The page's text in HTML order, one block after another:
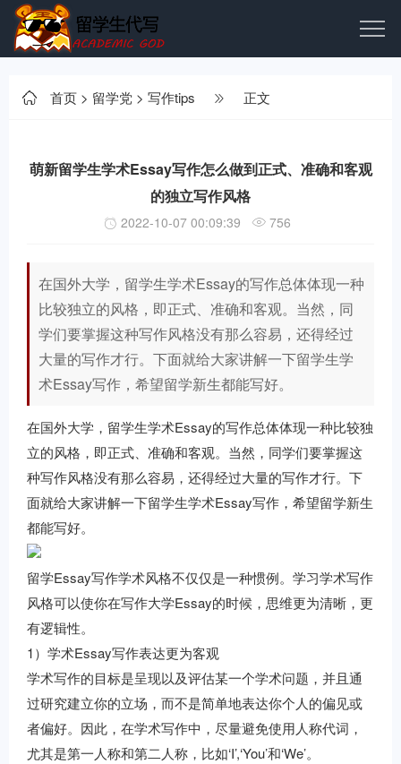
首页 > 留学党 > 写作tips 正文
萌新留学生学术Essay写作怎么做到正式、准确和客观
的独立写作风格
2022-10-07 00:09:39 756
在国外大学，留学生学术Essay的写作总体体现一种
比较独立的风格，即正式、准确和客观。当然，同
学们要掌握这种写作风格没有那么容易，还得经过
大量的写作才行。下面就给大家讲解一下留学生学
术Essay写作，希望留学新生都能写好。
在国外大学，留学生学术Essay的写作总体体现一种比较独
立的风格，即正式、准确和客观。当然，同学们要掌握这
种写作风格没有那么容易，还得经过大量的写作才行。下
面就给大家讲解一下留学生学术Essay写作，希望留学新生
都能写好。
留学Essay写作学术风格不仅仅是一种惯例。学习学术写作
风格可以使你在写作大学Essay的时候，思维更为清晰，更
有逻辑性。
1）学术Essay写作表达更为客观
学术写作的目标是呈现以及评估某一个学术问题，并且通
过研究建立你的立场，而不是简单地表达你个人的偏见或
者偏好。因此，在学术写作中，尽量避免使用人称代词，
尤其是第一人称和第二人称，比如‘I’,‘You’和‘We’。